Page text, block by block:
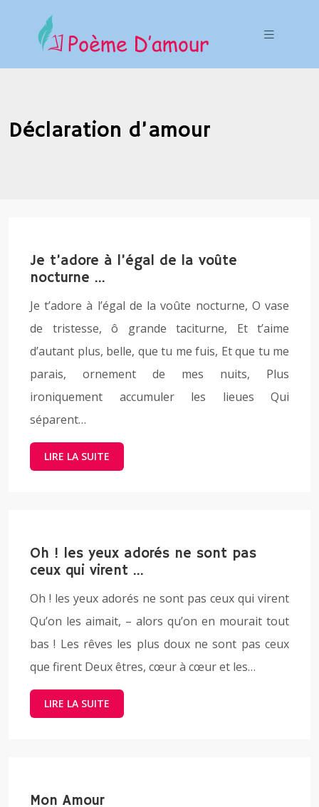
Déclaration d’amour
Je t’adore à l’égal de la voûte
nocturne …
Je t’adore à l’égal de la voûte nocturne, O vase
de tristesse, ô grande taciturne, Et t’aime
d’autant plus, belle, que tu me fuis, Et que tu me
parais, ornement de mes nuits, Plus
ironiquement accumuler les lieues Qui
séparent…
LIRE LA SUITE
Oh ! les yeux adorés ne sont pas
ceux qui virent …
Oh ! les yeux adorés ne sont pas ceux qui virent
Qu’on les aimait, – alors qu’on en mourait tout
bas ! Les rêves les plus doux ne sont pas ceux
que firent Deux êtres, cœur à cœur et les…
LIRE LA SUITE
Mon Amour